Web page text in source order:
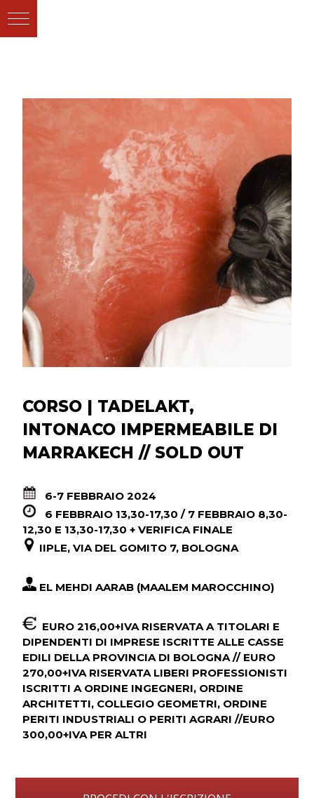
CORSO | TADELAKT,
INTONACO IMPERMEABILE DI
MARRAKECH // SOLD OUT
6-7 FEBBRAIO 2024
6 FEBBRAIO 13,30-17,30 / 7 FEBBRAIO 8,30-
12,30 E 13,30-17,30 + VERIFICA FINALE
IIPLE, VIA DEL GOMITO 7, BOLOGNA
EL MEHDI AARAB (MAALEM MAROCCHINO)
EURO 216,00+IVA RISERVATA A TITOLARI E
DIPENDENTI DI IMPRESE ISCRITTE ALLE CASSE
EDILI DELLA PROVINCIA DI BOLOGNA // EURO
270,00+IVA RISERVATA LIBERI PROFESSIONISTI
ISCRITTI A ORDINE INGEGNERI, ORDINE
ARCHITETTI, COLLEGIO GEOMETRI, ORDINE
PERITI INDUSTRIALI O PERITI AGRARI //EURO
300,00+IVA PER ALTRI